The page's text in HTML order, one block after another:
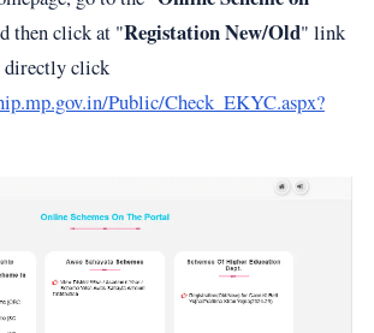
then click at "Registation New/Old" link
directly click
Public/Check_EKYC.aspx?